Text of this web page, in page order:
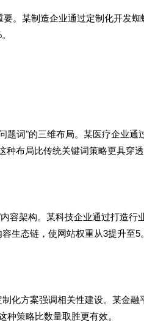
。某制造企业通过定制化开发
题词"的三维布局。某医疗企业
种布局比传统关键词策略更具穿透
容架构。某科技企业通过打造
生态链，使网站权重从3提升至5。
化方案强调相关性建设。某金
种策略比数量取胜更有效。